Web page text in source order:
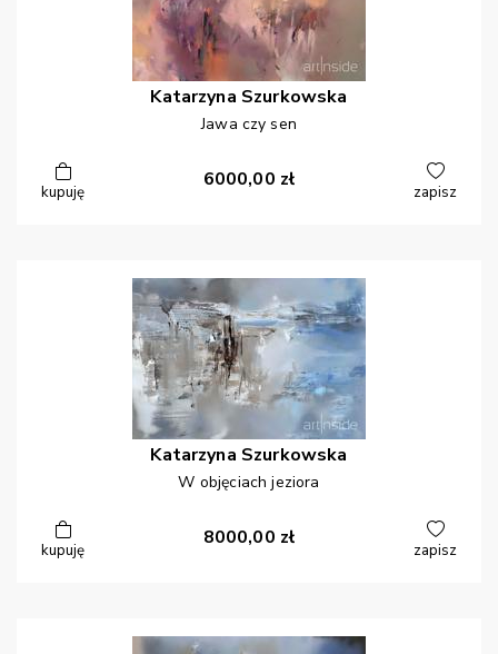
Katarzyna Szurkowska
Jawa czy sen
kupuję
6000,00 zł
zapisz
Katarzyna Szurkowska
W objęciach jeziora
kupuję
8000,00 zł
zapisz